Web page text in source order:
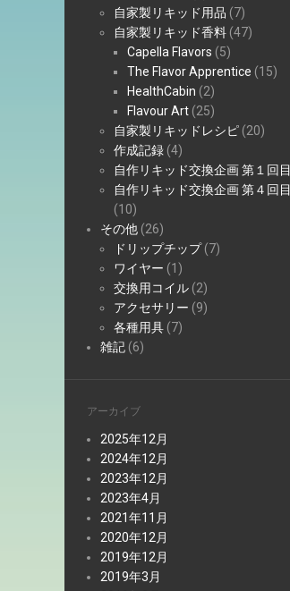
自家製リキッド用品 (7)
自家製リキッド香料 (47)
Capella Flavors (5)
The Flavor Apprentice (15)
HealthCabin (2)
Flavour Art (25)
自家製リキッドレシピ (20)
作成記録 (4)
自作リキッド交換企画 第１回目
自作リキッド交換企画 第４回目
(10)
その他 (26)
ドリップチップ(7)
ワイヤー (1)
交換用コイル (2)
アクセサリー (9)
各種用具 (7)
雑記 (6)
アーカイブ
2025年12月
2024年12月
2023年12月
2023年4月
2021年11月
2020年12月
2019年12月
2019年3月